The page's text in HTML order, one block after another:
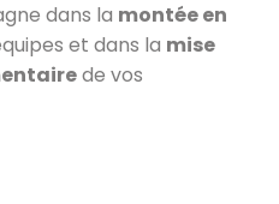
dans la montée en
et dans la mise
de vos